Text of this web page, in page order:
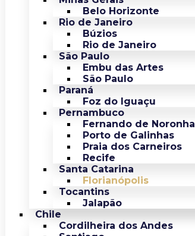
Belo Horizonte
Rio de Janeiro
Búzios
Rio de Janeiro
São Paulo
Embu das Artes
São Paulo
Paraná
Foz do Iguaçu
Pernambuco
Fernando de Noronha
Porto de Galinhas
Praia dos Carneiros
Recife
Santa Catarina
Florianópolis
Tocantins
Jalapão
Chile
Cordilheira dos Andes